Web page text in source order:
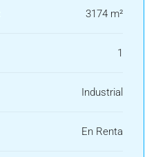
3174 m²
1
Industrial
En Renta